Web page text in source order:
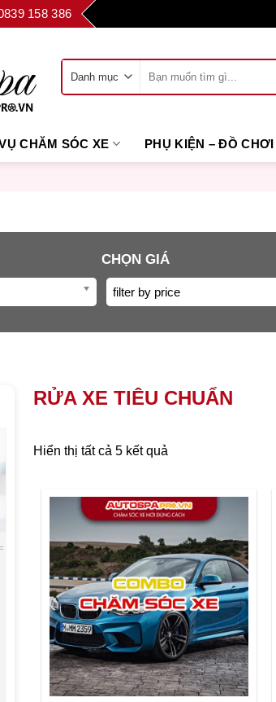
158 386
kiếm:
CHĂM SÓC XE PHỤ KIỆN – ĐỒ CHƠI
CHỌN GIÁ
filter by price
RỬA XE TIÊU CHUẨN
Hiển thị tất cả 5 kết quả